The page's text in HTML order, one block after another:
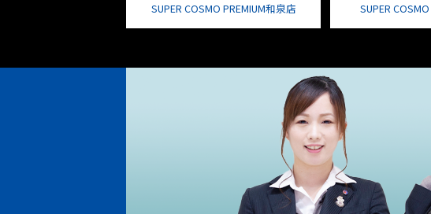
SUPER COSMO PREMIUM和泉店 SUPER